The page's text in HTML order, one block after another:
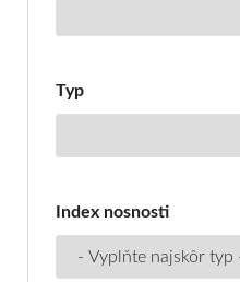
Typ
Index nosnosti